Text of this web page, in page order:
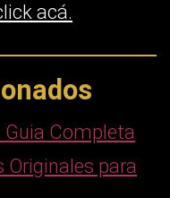
acá.
Guia Completa
Originales para